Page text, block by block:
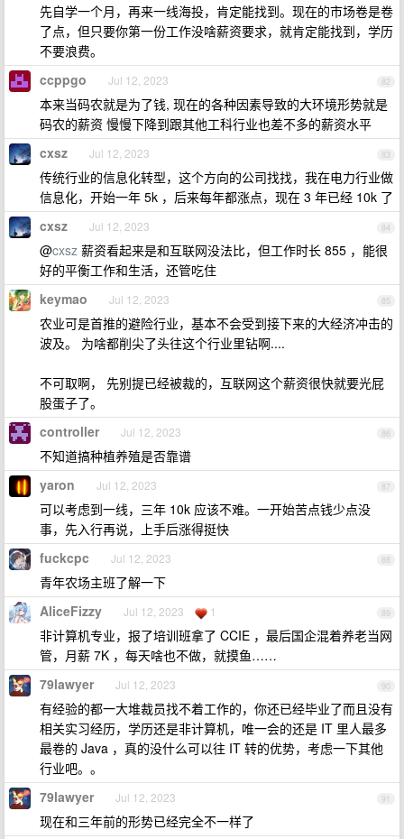
先自学一个月，再来一线海投，肯定能找到。现在的市场卷是卷
了点，但只要你第一份工作没啥薪资要求，就肯定能找到，学历
不要浪费。
82
ccppgo Jul 12, 2023
本来当码农就是为了钱, 现在的各种因素导致的大环境形势就是
码农的薪资 慢慢下降到跟其他工科行业也差不多的薪资水平
83
cxsz Jul 12, 2023
传统行业的信息化转型，这个方向的公司找找，我在电力行业做
信息化，开始一年 5k ，后来每年都涨点，现在 3 年已经 10k 了
84
cxsz Jul 12, 2023
@cxsz 薪资看起来是和互联网没法比，但工作时长 855 ，能很
好的平衡工作和生活，还管吃住
85
keymao Jul 12, 2023
农业可是首推的避险行业，基本不会受到接下来的大经济冲击的
波及。 为啥都削尖了头往这个行业里钻啊....
不可取啊， 先别提已经被裁的，互联网这个薪资很快就要光屁
股蛋子了。
86
controller Jul 12, 2023
不知道搞种植养殖是否靠谱
87
yaron Jul 12, 2023
可以考虑到一线，三年 10k 应该不难。一开始苦点钱少点没
事，先入行再说，上手后涨得挺快
88
fuckcpc Jul 12, 2023
青年农场主班了解一下
89
AliceFizzy Jul 12, 2023 1
非计算机专业，报了培训班拿了 CCIE ，最后国企混着养老当网
管，月薪 7K ，每天啥也不做，就摸鱼……
90
79lawyer Jul 12, 2023
有经验的都一大堆裁员找不着工作的，你还已经毕业了而且没有
相关实习经历，学历还是非计算机，唯一会的还是 IT 里人最多
最卷的 Java ，真的没什么可以往 IT 转的优势，考虑一下其他
行业吧。。
91
79lawyer Jul 12, 2023
现在和三年前的形势已经完全不一样了